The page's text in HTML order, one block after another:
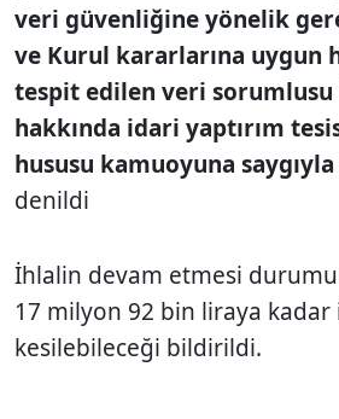
veri güvenliğine yönelik
ve Kurul kararlarına uygun
tespit edilen veri
hakkında idari yaptırım
hususu kamuoyuna
denildi
İhlalin devam etmesi
17 milyon 92 bin liraya kadar
kesilebileceği bildirildi.